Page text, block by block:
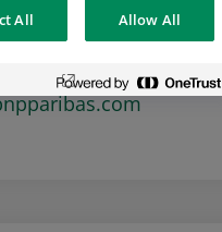
All Allow All